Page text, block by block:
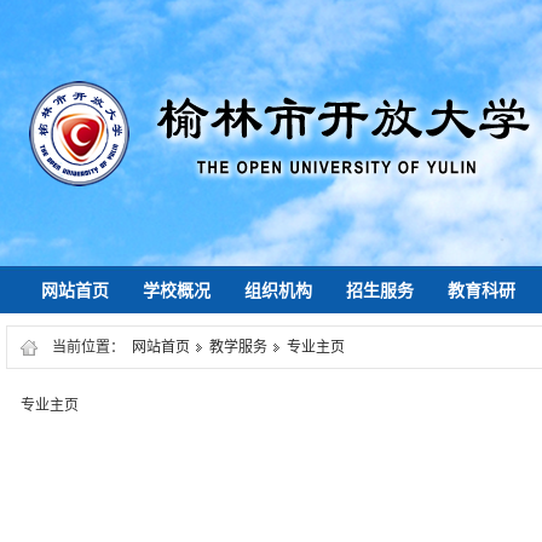
网站首页 学校概况 组织机构 招生服务 教育科研
当前位置： 网站首页 教学服务 专业主页
专业主页